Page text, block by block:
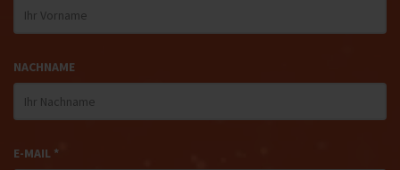
NACHNAME
E-MAIL *